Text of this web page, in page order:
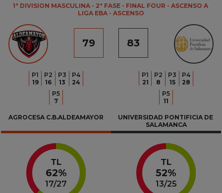
1ª DIVISION MASCULINA - 2ª FASE - FINAL FOUR - ASCENSO A
LIGA EBA - ASCENSO
79
P1
19
P2
16
P3
13
P4
24
P5
7
AGROCESA C.B.ALDEAMAYOR
83
P1
21
P2
8
P3
15
P4
28
P5
11
UNIVERSIDAD PONTIFICIA DE
SALAMANCA
TL
62%
17/27
TL
52%
13/25